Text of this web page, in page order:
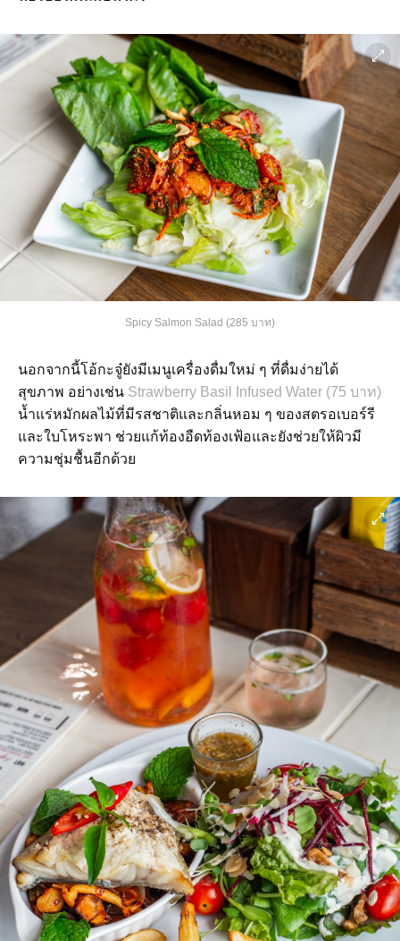
Spicy Salmon Salad (285 บาท)
นอกจากนี้โอ้กะจู๋ยังมีเมนูเครื่องดื่มใหม่ ๆ ที่ดื่มง่ายได้
สุขภาพ อย่างเช่น Strawberry Basil Infused Water (75 บาท)
น้ำแร่หมักผลไม้ที่มีรสชาติและกลิ่นหอม ๆ ของสตรอเบอร์รี
และใบโหระพา ช่วยแก้ท้องอืดท้องเฟ้อและยังช่วยให้ผิวมี
ความชุ่มชื้นอีกด้วย